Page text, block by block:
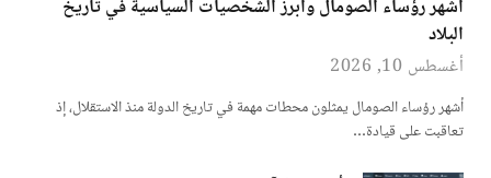
أشهر رؤساء الصومال وأبرز الشخصيات السياسية في تاريخ
البلاد
أغسطس 10, 2026
أشهر رؤساء الصومال يمثلون محطات مهمة في تاريخ الدولة منذ الاستقلال، إذ
تعاقبت على قيادة…